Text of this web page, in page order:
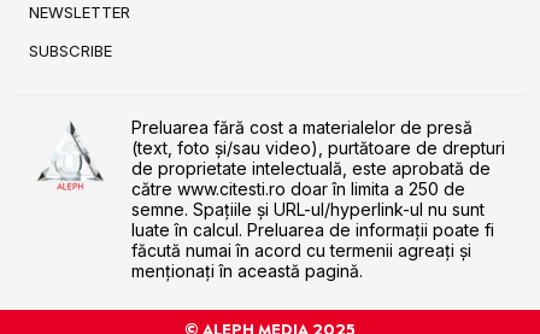
NEWSLETTER
SUBSCRIBE
Preluarea fără cost a materialelor de presă
(text, foto și/sau video), purtătoare de drepturi
de proprietate intelectuală, este aprobată de
către www.citesti.ro doar în limita a 250 de
semne. Spaţiile şi URL-ul/hyperlink-ul nu sunt
luate în calcul. Preluarea de informaţii poate fi
făcută numai în acord cu termenii agreaţi şi
menţionaţi în această pagină.
© ALEPH MEDIA 2025